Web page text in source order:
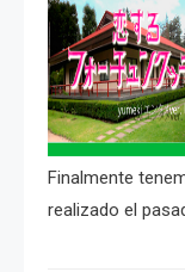
Finalmente
realizado el